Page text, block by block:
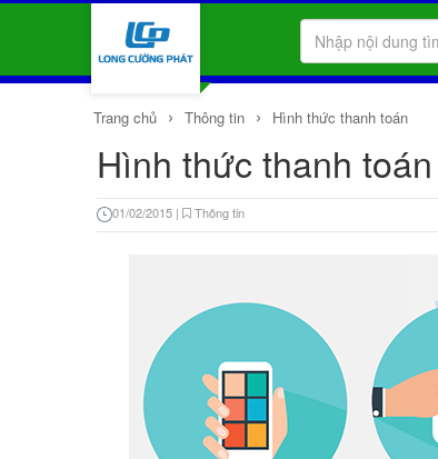
Trang chủ › Thông tin › Hình thức thanh toán
Hình thức thanh toán
01/02/2015| Thông tin